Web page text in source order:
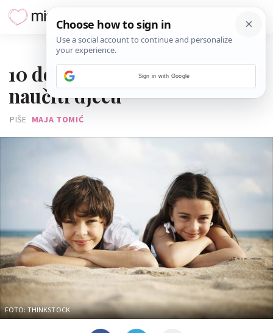
10 dobrih navika koje trebate
naučiti djecu
PIŠE MAJA TOMIĆ
FOTO: THINKSTOCK
Sign in with Google